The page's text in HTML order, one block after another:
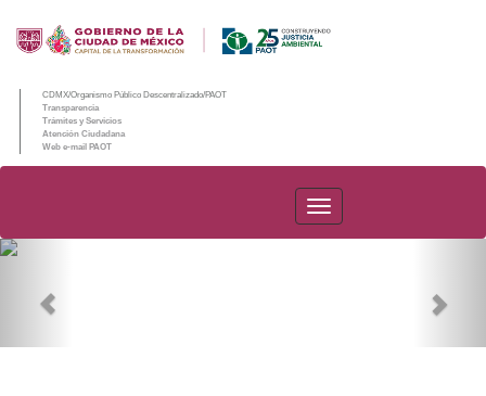
CDMX/Organismo Público Descentralizado/PAOT
Transparencia
Trámites y Servicios
Atención Ciudadana
Web e-mail PAOT
PAOT